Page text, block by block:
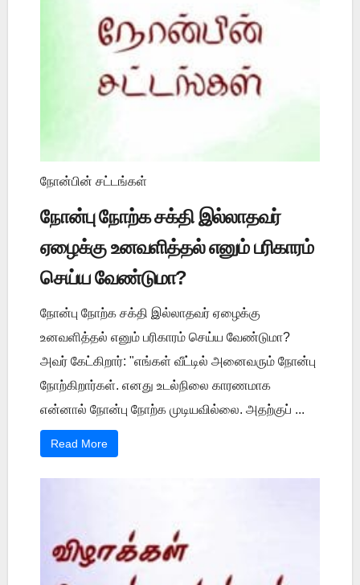
நோன்பின் சட்டங்கள்
நோன்பு நோற்க சக்தி இல்லாதவர்
ஏழைக்கு உனவளித்தல் எனும் பரிகாரம்
செய்ய வேண்டுமா?
நோன்பு நோற்க சக்தி இல்லாதவர் ஏழைக்கு
உனவளித்தல் எனும் பரிகாரம் செய்ய வேண்டுமா?
அவர் கேட்கிறார்: "எங்கள் வீட்டில் அனைவரும் நோன்பு
நோற்கிறார்கள். எனது உடல்நிலை காரணமாக
என்னால் நோன்பு நோற்க முடியவில்லை. அதற்குப் ...
Read More